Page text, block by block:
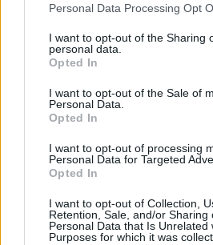
Personal Data Processing Opt
I want to opt-out of the Sharing
personal data.
Opted In
I want to opt-out of the Sale of
Personal Data.
Opted In
I want to opt-out of processing
Personal Data for Targeted
Opted In
I want to opt-out of Collection,
Retention, Sale, and/or Sharing
Personal Data that Is Unrelated
Purposes for which it was
Σύμφωνα με το παράδειγμα
παρουσιάστηκε, εάν ένας
συγκεντρώσει από την
ποσοστό 42% συν μία
ψηφοδελτίων, εκλέγεται
κανείς δεν πετύχει το